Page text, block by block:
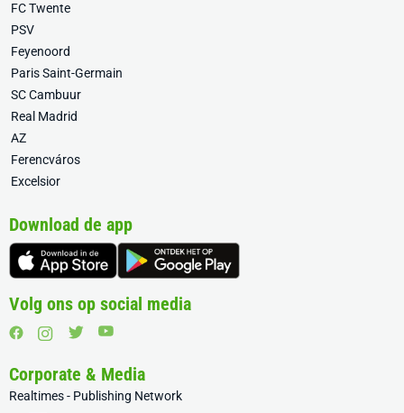
FC Twente
PSV
Feyenoord
Paris Saint-Germain
SC Cambuur
Real Madrid
AZ
Ferencváros
Excelsior
Download de app
Volg ons op social media
Corporate & Media
Realtimes - Publishing Network